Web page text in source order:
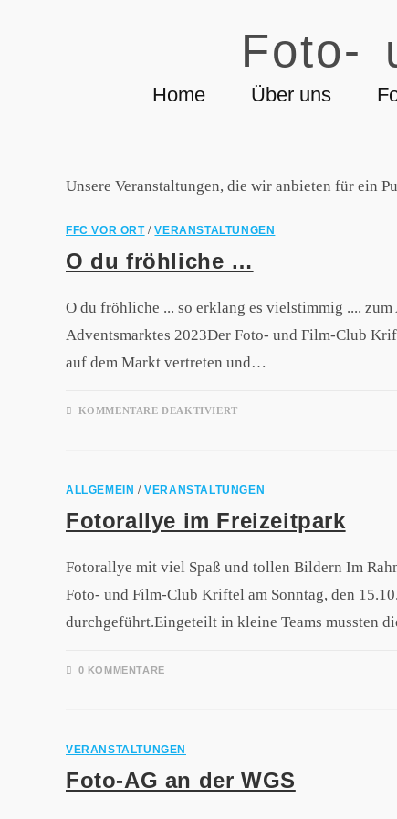
Foto-
Home Über uns
Unsere Veranstaltungen, die wir anbieten für ein
FFC VOR ORT/VERANSTALTUNGEN
O du fröhliche …
O du fröhliche ... so erklang es vielstimmig ....
Adventsmarktes 2023Der Foto- und Film-Club
auf dem Markt vertreten und…
KOMMENTARE DEAKTIVIERT
ALLGEMEIN /VERANSTALTUNGEN
Fotorallye im Freizeitpark
Fotorallye mit viel Spaß und tollen Bildern Im
Foto- und Film-Club Kriftel am Sonntag, den
durchgeführt.Eingeteilt in kleine Teams mussten
0 KOMMENTARE
VERANSTALTUNGEN
Foto-AG an der WGS